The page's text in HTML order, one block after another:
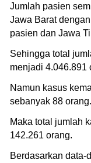
Jumlah pasien
Jawa Barat
pasien dan Jawa
Sehingga total
menjadi 4.046.891
Namun kasus
sebanyak 88 orang.
Maka total jumlah
142.261 orang.
Berdasarkan data-